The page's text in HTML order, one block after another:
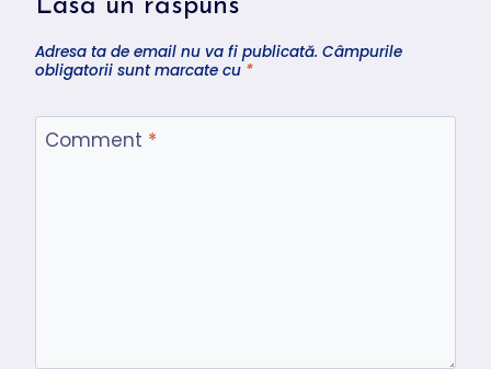
Lasă un răspuns
Adresa ta de email nu va fi publicată. Câmpurile
obligatorii sunt marcate cu *
Comment *